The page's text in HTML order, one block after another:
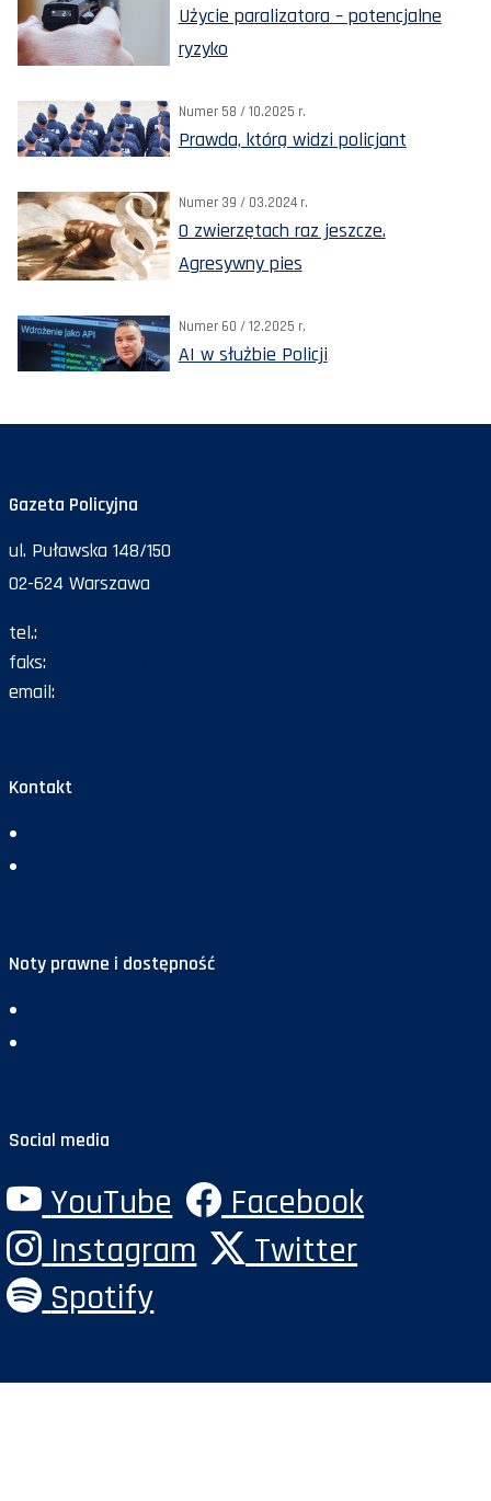
Użycie paralizatora – potencjalne
ryzyko
Numer 58 / 10.2025 r.
Prawda, którą widzi policjant
Numer 39 / 03.2024 r.
O zwierzętach raz jeszcze.
Agresywny pies
Numer 60 / 12.2025 r.
AI w służbie Policji
Gazeta Policyjna
ul. Puławska 148/150
02-624 Warszawa
tel.:
faks:
email:
Kontakt
Noty prawne i dostępność
Social media
YouTube
Facebook
Instagram
Twitter
Spotify